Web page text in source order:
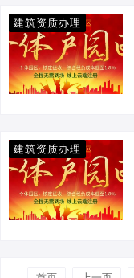
建筑资质办理
建筑资质办理